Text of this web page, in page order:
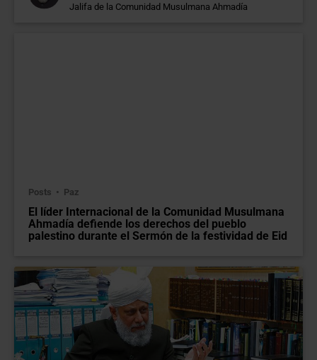
Jalifa de la Comunidad Musulmana Ahmadía
Posts Paz
El líder Internacional de la Comunidad Musulmana
Ahmadía defiende los derechos del pueblo
palestino durante el Sermón de la festividad de Eid